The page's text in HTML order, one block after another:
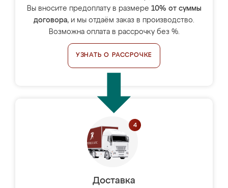
Вы вносите предоплату в размере 10% от суммы
договора, и мы отдаём заказ в производство.
Возможна оплата в рассрочку без %.
УЗНАТЬ О РАССРОЧКЕ
Доставка